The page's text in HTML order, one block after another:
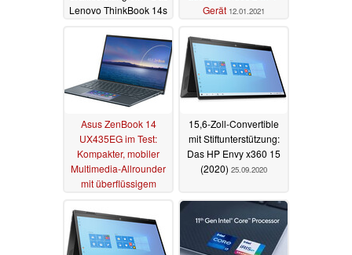
Lenovo ThinkBook 14s
15.01.2021
Gerät 12.01.2021
Asus ZenBook 14
UX435EG im Test:
Kompakter, mobiler
Multimedia-Allrounder
mit überflüssigem
08.01.2021
15,6-Zoll-Convertible
mit Stiftunterstützung:
Das HP Envy x360 15
(2020) 25.09.2020